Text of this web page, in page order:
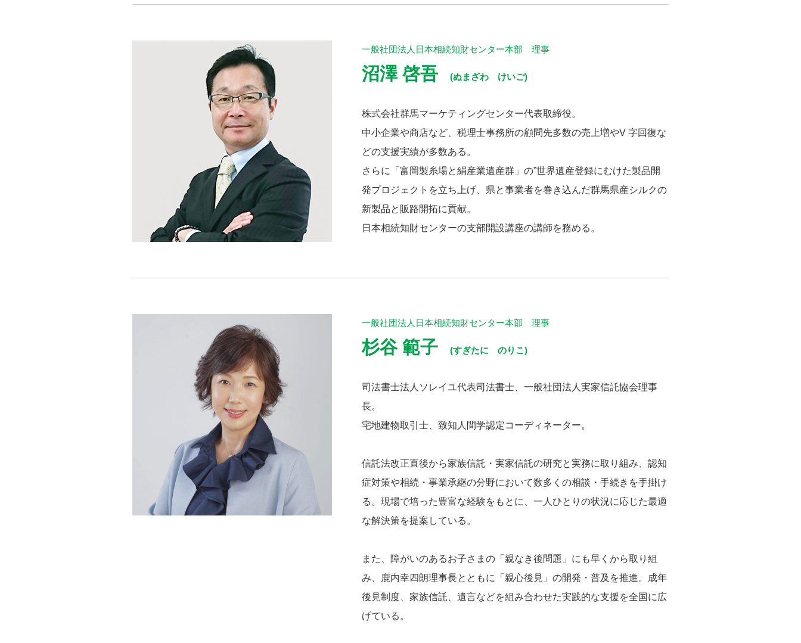
一般社団法人日本相続知財センター本部 理事
沼澤 啓吾 (ぬまざわ けいご)
株式会社群馬マーケティングセンター代表取締役。
中小企業や商店など、税理士事務所の顧問先多数の売上増やV 字回復な
どの支援実績が多数ある。
さらに「富岡製糸場と絹産業遺産群」の”世界遺産登録にむけた製品開
発プロジェクトを立ち上げ、県と事業者を巻き込んだ群馬県産シルクの
新製品と販路開拓に貢献。
日本相続知財センターの支部開設講座の講師を務める。
一般社団法人日本相続知財センター本部 理事
杉谷 範子 (すぎたに のりこ)
司法書士法人ソレイユ代表司法書士、一般社団法人実家信託協会理事
長。
宅地建物取引士、致知人間学認定コーディネーター。
信託法改正直後から家族信託・実家信託の研究と実務に取り組み、認知
症対策や相続・事業承継の分野において数多くの相談・手続きを手掛け
る。現場で培った豊富な経験をもとに、一人ひとりの状況に応じた最適
な解決策を提案している。
また、障がいのあるお子さまの「親なき後問題」にも早くから取り組
み、鹿内幸四朗理事長とともに「親心後見」の開発・普及を推進。成年
後見制度、家族信託、遺言などを組み合わせた実践的な支援を全国に広
げている。